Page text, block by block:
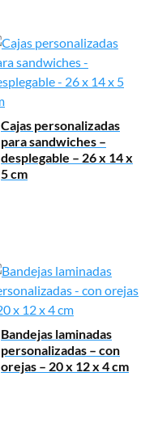
Cajas personalizadas
para sandwiches –
desplegable – 26 x 14 x
5 cm
Bandejas laminadas
personalizadas – con
orejas – 20 x 12 x 4 cm